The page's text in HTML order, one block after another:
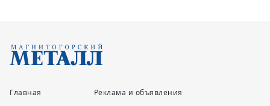
Главная
Реклама и объявления